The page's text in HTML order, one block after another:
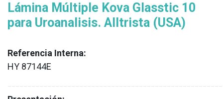
Lámina Múltiple Kova Glasstic 10
para Uroanalisis. Alltrista (USA)
Referencia Interna:
HY 87144E